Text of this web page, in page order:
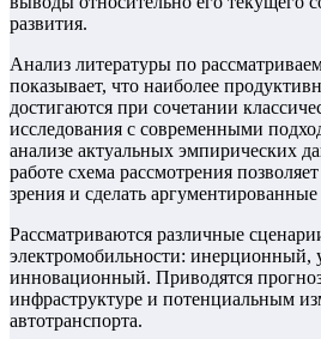
развития.
Анализ литературы по
показывает, что наиболее
достигаются при сочетании
исследования с современными
анализе актуальных эмпирических
работе схема рассмотрения
зрения и сделать
Рассматриваются различные
электромобильности: инерционный,
инновационный. Приводятся
инфраструктуре и потенциальным
автотранспорта.